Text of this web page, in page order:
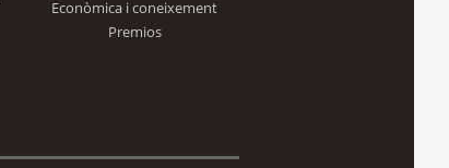
Econòmica i coneixement
Premios